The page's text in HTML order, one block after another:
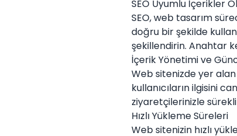
SEO Uyumlu İçerikler
SEO, web tasarım
doğru bir şekilde
şekillendirin. Anahtar
İçerik Yönetimi ve
Web sitenizde yer
kullanıcıların ilgisini
ziyaretçilerinizle
Hızlı Yükleme Süreleri
Web sitenizin hızlı